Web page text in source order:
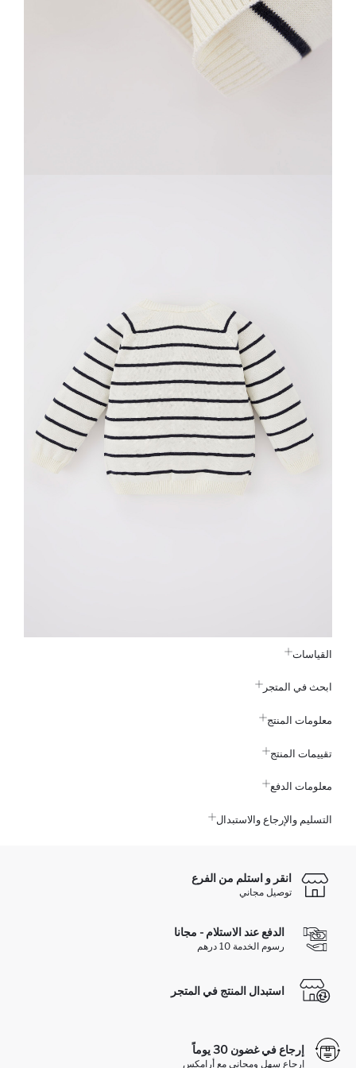
القياسات
ابحث في المتجر
معلومات المنتج
تقييمات المنتج
معلومات الدفع
التسليم والإرجاع والاستبدال
انقر و استلم من الفرع
توصيل مجاني
الدفع عند الاستلام - مجانا
رسوم الخدمة 10 درهم
استبدال المنتج في المتجر
إرجاع في غضون 30 يوماً
إرجاع سهل ومجاني مع أرامكس